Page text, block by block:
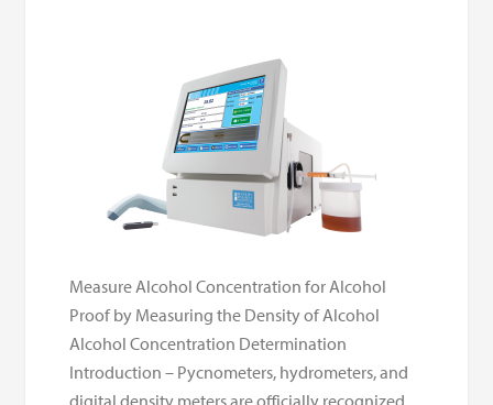
Measure Alcohol Concentration for Alcohol
Proof by Measuring the Density of Alcohol
Alcohol Concentration Determination
Introduction – Pycnometers, hydrometers, and
digital density meters are officially recognized